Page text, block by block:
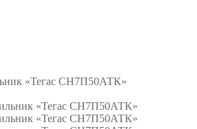
«Тегас СН7П50АТК»